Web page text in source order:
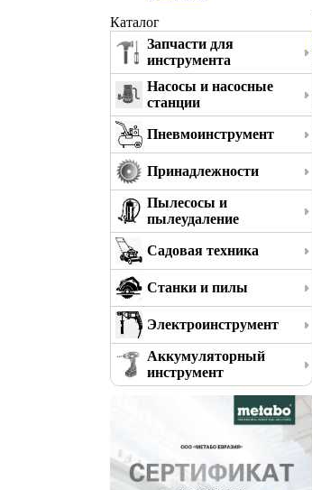
Каталог
Запчасти для
инструмента
Насосы и насосные
станции
Пневмоинструмент
Принадлежности
Пылесосы и
пылеудаление
Садовая техника
Станки и пилы
Электроинструмент
Аккумуляторный
инструмент